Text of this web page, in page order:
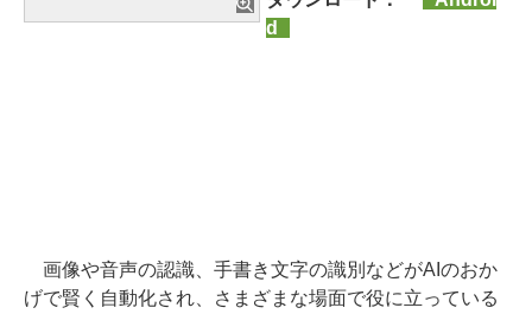
d
画像や音声の認識、手書き文字の識別などがAIのおか
げで賢く自動化され、さまざまな場面で役に立っている